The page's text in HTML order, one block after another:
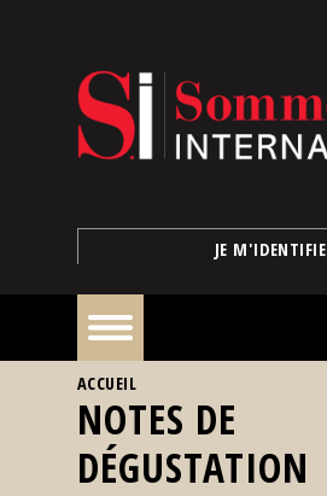
JE M'IDENTIFIE
À
la
une
VOUS ÊTES ICI
ACCUEIL
NOTES DE
DÉGUSTATION